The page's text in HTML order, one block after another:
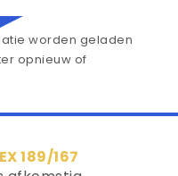
worden geladen
opnieuw of
189/167